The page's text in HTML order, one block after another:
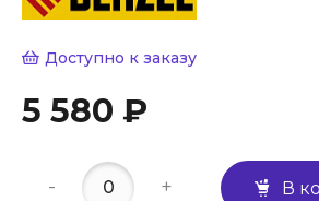
Доступно к заказу
5 580 ₽
- + В